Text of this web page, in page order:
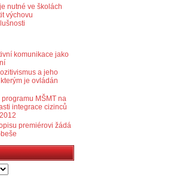
nutné ve školách
výchovu
komunikace jako
a jeho
je ovládán
MŠMT na
integrace cizinců
premiérovi žádá